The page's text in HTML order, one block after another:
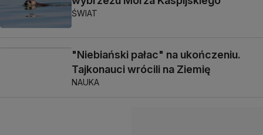
ŚWIAT
"Niebiański pałac" na ukończeniu.
Tajkonauci wrócili na Ziemię
NAUKA